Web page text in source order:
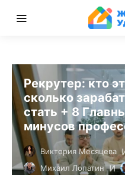
Рекрутер: кто
сколько
стать + 8
минусов
Виктория Месяцева
Михаил Лопатин и